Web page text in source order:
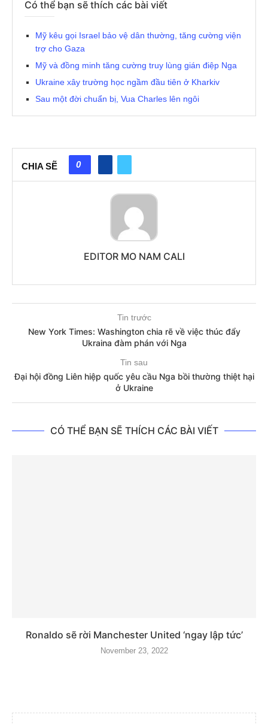
Có thể bạn sẽ thích các bài viết
Mỹ kêu gọi Israel bảo vệ dân thường, tăng cường viện
trợ cho Gaza
Mỹ và đồng minh tăng cường truy lùng gián điệp Nga
Ukraine xây trường học ngầm đầu tiên ở Kharkiv
Sau một đời chuẩn bị, Vua Charles lên ngôi
CHIA SẼ 0
EDITOR MO NAM CALI
Tin trước
New York Times: Washington chia rẽ về việc thúc đẩy
Ukraina đàm phán với Nga
Tin sau
Đại hội đồng Liên hiệp quốc yêu cầu Nga bồi thường thiệt hại
ở Ukraine
CÓ THỂ BẠN SẼ THÍCH CÁC BÀI VIẾT
Ronaldo sẽ rời Manchester United ‘ngay lập tức’
November 23, 2022